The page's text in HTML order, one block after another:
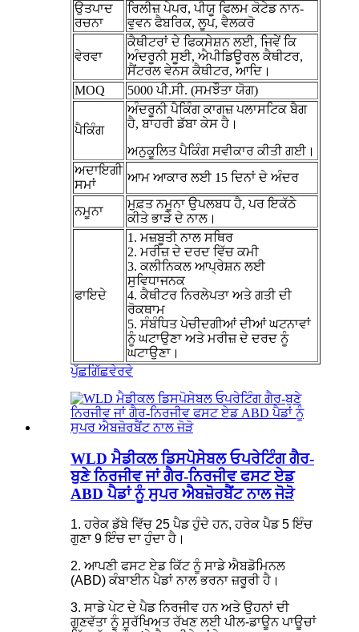
ਉਤਪਾਦ
ਰਚਨਾ
ਰਿਲੀਜ਼ ਪੇਪਰ, ਪੀਯੂ ਫਿਲਮ ਕੋਟੇਡ ਨਾਨ-
ਵੁਵਨ ਫੈਬਰਿਕ, ਲੂਪ, ਵੈਲਕਰੋ
ਵੇਰਵਾ
ਕੈਥੀਟਰਾਂ ਦੇ ਫਿਕਸੇਸ਼ਨ ਲਈ, ਜਿਵੇਂ ਕਿ
ਅੰਦਰੂਨੀ ਸੂਈ, ਐਪੀਡਿਊਰਲ ਕੈਥੀਟਰ,
ਸੈਂਟਰਲ ਵੇਨਸ ਕੈਥੀਟਰ, ਆਦਿ।
MOQ
5000 ਪੀ.ਸੀ. (ਸਮਝੌਤਾ ਯੋਗ)
ਪੈਕਿੰਗ
ਅੰਦਰੂਨੀ ਪੈਕਿੰਗ ਕਾਗਜ਼ ਪਲਾਸਟਿਕ ਬੈਗ
ਹੈ, ਬਾਹਰੀ ਡੱਬਾ ਕੇਸ ਹੈ।
ਅਨੁਕੂਲਿਤ ਪੈਕਿੰਗ ਸਵੀਕਾਰ ਕੀਤੀ ਗਈ।
ਅਦਾਇਗੀ
ਸਮਾਂ
ਆਮ ਆਕਾਰ ਲਈ 15 ਦਿਨਾਂ ਦੇ ਅੰਦਰ
ਨਮੂਨਾ
ਮੁਫ਼ਤ ਨਮੂਨਾ ਉਪਲਬਧ ਹੈ, ਪਰ ਇਕੱਠੇ
ਕੀਤੇ ਭਾੜੇ ਦੇ ਨਾਲ।
ਫਾਇਦੇ
1. ਮਜ਼ਬੂਤੀ ਨਾਲ ਸਥਿਰ
2. ਮਰੀਜ਼ ਦੇ ਦਰਦ ਵਿੱਚ ਕਮੀ
3. ਕਲੀਨਿਕਲ ਆਪ੍ਰੇਸ਼ਨ ਲਈ
ਸੁਵਿਧਾਜਨਕ
4. ਕੈਥੀਟਰ ਨਿਰਲੇਪਤਾ ਅਤੇ ਗਤੀ ਦੀ
ਰੋਕਥਾਮ
5. ਸੰਬੰਧਿਤ ਪੇਚੀਦਗੀਆਂ ਦੀਆਂ ਘਟਨਾਵਾਂ
ਨੂੰ ਘਟਾਉਣਾ ਅਤੇ ਮਰੀਜ਼ ਦੇ ਦਰਦ ਨੂੰ
ਘਟਾਉਣਾ।
ਪੁੱਛਗਿੱਛਵੇਰਵੇ
WLD ਮੈਡੀਕਲ ਡਿਸਪੋਸੇਬਲ ਓਪਰੇਟਿੰਗ ਗੈਰ-
ਬੁਣੇ ਨਿਰਜੀਵ ਜਾਂ ਗੈਰ-ਨਿਰਜੀਵ ਫਸਟ ਏਡ
ABD ਪੈਡਾਂ ਨੂੰ ਸੁਪਰ ਐਬਜ਼ੋਰਬੈਂਟ ਨਾਲ ਜੋੜੋ
1. ਹਰੇਕ ਡੱਬੇ ਵਿੱਚ 25 ਪੈਡ ਹੁੰਦੇ ਹਨ, ਹਰੇਕ ਪੈਡ 5 ਇੰਚ
ਗੁਣਾ 9 ਇੰਚ ਦਾ ਹੁੰਦਾ ਹੈ।
2. ਆਪਣੀ ਫਸਟ ਏਡ ਕਿੱਟ ਨੂੰ ਸਾਡੇ ਐਬਡੋਮਿਨਲ
(ABD) ਕੰਬਾਈਨ ਪੈਡਾਂ ਨਾਲ ਭਰਨਾ ਜ਼ਰੂਰੀ ਹੈ।
3. ਸਾਡੇ ਪੇਟ ਦੇ ਪੈਡ ਨਿਰਜੀਵ ਹਨ ਅਤੇ ਉਹਨਾਂ ਦੀ
ਗੁਣਵੱਤਾ ਨੂੰ ਸੁਰੱਖਿਅਤ ਰੱਖਣ ਲਈ ਪੀਲ-ਡਾਊਨ ਪਾਊਚਾਂ